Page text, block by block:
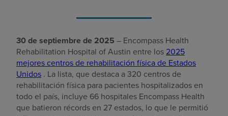
30 de septiembre de 2025 – Encompass Health
Rehabilitation Hospital of Austin entre los 2025
mejores centros de rehabilitación física de Estados
Unidos . La lista, que destaca a 320 centros de
rehabilitación física para pacientes hospitalizados en
todo el país, incluye 66 hospitales Encompass Health
que batieron récords en 27 estados, lo que le permitió